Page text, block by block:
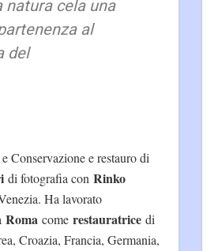
natura cela una
al
del
Conservazione e restauro di
di fotografia con Rinko
Ha lavorato
Roma come restauratrice di
Croazia, Francia, Germania,